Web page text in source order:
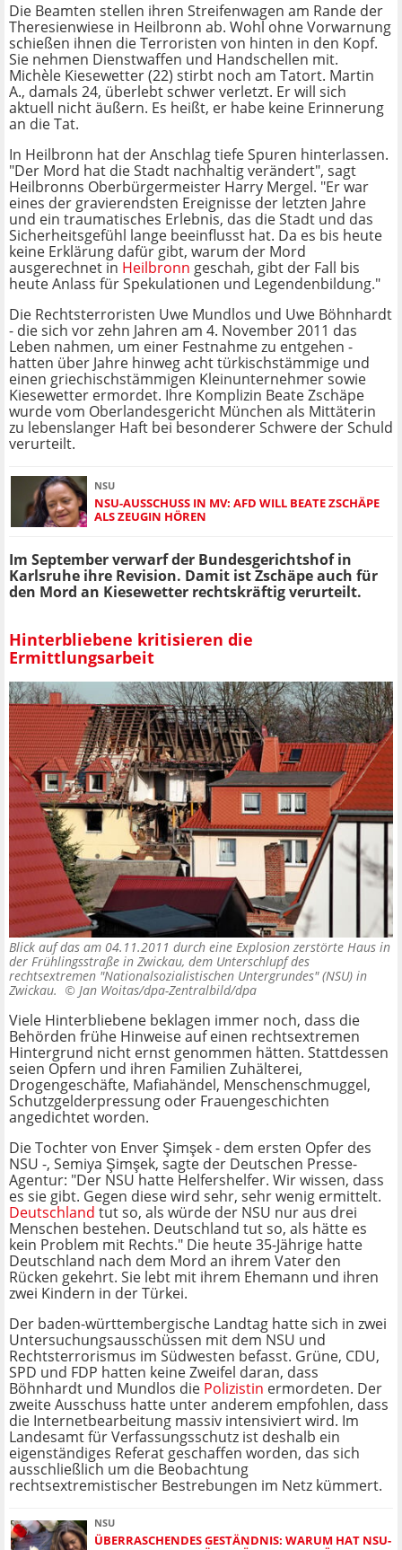
Die Beamten stellen ihren Streifenwagen am Rande der
Theresienwiese in Heilbronn ab. Wohl ohne Vorwarnung
schießen ihnen die Terroristen von hinten in den Kopf.
Sie nehmen Dienstwaffen und Handschellen mit.
Michèle Kiesewetter (22) stirbt noch am Tatort. Martin
A., damals 24, überlebt schwer verletzt. Er will sich
aktuell nicht äußern. Es heißt, er habe keine Erinnerung
an die Tat.
In Heilbronn hat der Anschlag tiefe Spuren hinterlassen.
"Der Mord hat die Stadt nachhaltig verändert", sagt
Heilbronns Oberbürgermeister Harry Mergel. "Er war
eines der gravierendsten Ereignisse der letzten Jahre
und ein traumatisches Erlebnis, das die Stadt und das
Sicherheitsgefühl lange beeinflusst hat. Da es bis heute
keine Erklärung dafür gibt, warum der Mord
ausgerechnet in Heilbronn geschah, gibt der Fall bis
heute Anlass für Spekulationen und Legendenbildung."
Die Rechtsterroristen Uwe Mundlos und Uwe Böhnhardt
- die sich vor zehn Jahren am 4. November 2011 das
Leben nahmen, um einer Festnahme zu entgehen -
hatten über Jahre hinweg acht türkischstämmige und
einen griechischstämmigen Kleinunternehmer sowie
Kiesewetter ermordet. Ihre Komplizin Beate Zschäpe
wurde vom Oberlandesgericht München als Mittäterin
zu lebenslanger Haft bei besonderer Schwere der Schuld
verurteilt.
NSU
NSU-AUSSCHUSS IN MV: AFD WILL BEATE ZSCHÄPE
ALS ZEUGIN HÖREN
Im September verwarf der Bundesgerichtshof in
Karlsruhe ihre Revision. Damit ist Zschäpe auch für
den Mord an Kiesewetter rechtskräftig verurteilt.
Hinterbliebene kritisieren die
Ermittlungsarbeit
Blick auf das am 04.11.2011 durch eine Explosion zerstörte Haus in
der Frühlingsstraße in Zwickau, dem Unterschlupf des
rechtsextremen "Nationalsozialistischen Untergrundes" (NSU) in
Zwickau. © Jan Woitas/dpa-Zentralbild/dpa
Viele Hinterbliebene beklagen immer noch, dass die
Behörden frühe Hinweise auf einen rechtsextremen
Hintergrund nicht ernst genommen hätten. Stattdessen
seien Opfern und ihren Familien Zuhälterei,
Drogengeschäfte, Mafiahändel, Menschenschmuggel,
Schutzgelderpressung oder Frauengeschichten
angedichtet worden.
Die Tochter von Enver Şimşek - dem ersten Opfer des
NSU -, Semiya Şimşek, sagte der Deutschen Presse-
Agentur: "Der NSU hatte Helfershelfer. Wir wissen, dass
es sie gibt. Gegen diese wird sehr, sehr wenig ermittelt.
Deutschland tut so, als würde der NSU nur aus drei
Menschen bestehen. Deutschland tut so, als hätte es
kein Problem mit Rechts." Die heute 35-Jährige hatte
Deutschland nach dem Mord an ihrem Vater den
Rücken gekehrt. Sie lebt mit ihrem Ehemann und ihren
zwei Kindern in der Türkei.
Der baden-württembergische Landtag hatte sich in zwei
Untersuchungsausschüssen mit dem NSU und
Rechtsterrorismus im Südwesten befasst. Grüne, CDU,
SPD und FDP hatten keine Zweifel daran, dass
Böhnhardt und Mundlos die Polizistin ermordeten. Der
zweite Ausschuss hatte unter anderem empfohlen, dass
die Internetbearbeitung massiv intensiviert wird. Im
Landesamt für Verfassungsschutz ist deshalb ein
eigenständiges Referat geschaffen worden, das sich
ausschließlich um die Beobachtung
rechtsextremistischer Bestrebungen im Netz kümmert.
NSU
ÜBERRASCHENDES GESTÄNDNIS: WARUM HAT NSU-